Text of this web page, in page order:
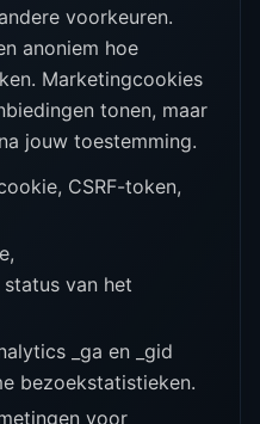
voorkeuren.
anoniem hoe
Marketingcookies
tonen, maar
jouw toestemming.
CSRF-token,
van het
_ga en _gid
bezoekstatistieken.
voor